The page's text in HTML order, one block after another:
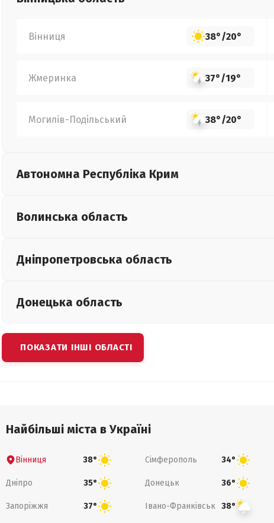
Вінниця 38°/20°
Жмеринка 37°/19°
Могилів-Подільський 38°/20°
Автономна Республіка Крим
Волинська область
Дніпропетровська область
Донецька область
ПОКАЗАТИ ІНШІ ОБЛАСТІ
Найбільші міста в Україні
Вінниця 38° Сімферополь 34°
Дніпро 35° Донецьк 36°
Запоріжжя 37° Івано-Франківськ 38°